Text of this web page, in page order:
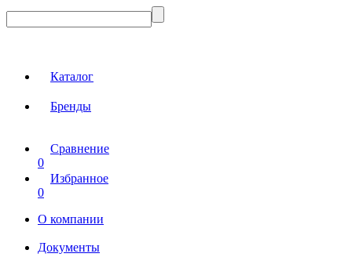
Каталог
Бренды
Сравнение
0
Избранное
0
О компании
Документы